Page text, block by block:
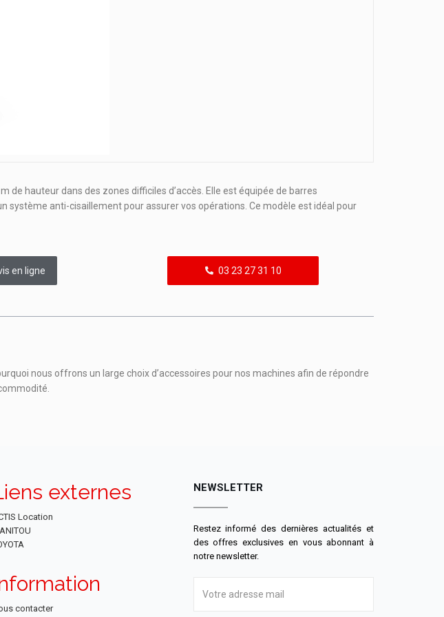
hauteur dans des zones difficiles d’accès. Elle est équipée de barres
système anti-cisaillement pour assurer vos opérations. Ce modèle est idéal pour
en ligne 03 23 27 31 10
nous offrons un large choix d’accessoires pour nos machines afin de répondre
externes
Location
contacter
NEWSLETTER
Restez informé des dernières actualités et
des offres exclusives en vous abonnant à
notre newsletter.